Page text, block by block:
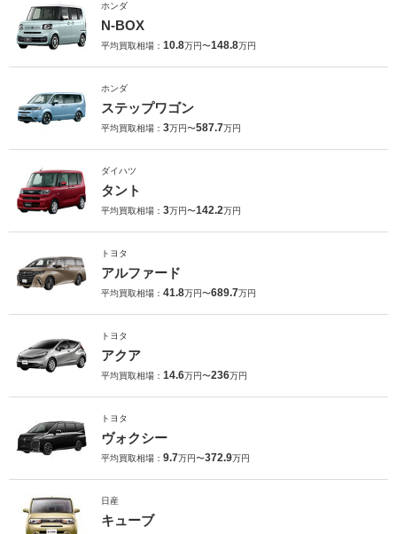
ホンダ
N-BOX
平均買取相場： 10.8万円〜148.8万円
ホンダ
ステップワゴン
平均買取相場： 3万円〜587.7万円
ダイハツ
タント
平均買取相場： 3万円〜142.2万円
トヨタ
アルファード
平均買取相場： 41.8万円〜689.7万円
トヨタ
アクア
平均買取相場： 14.6万円〜236万円
トヨタ
ヴォクシー
平均買取相場： 9.7万円〜372.9万円
日産
キューブ